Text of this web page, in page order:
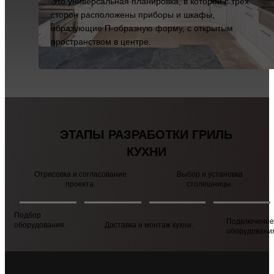
сторон расположены приборы и шкафы,
образующие П-образную форму, с открытым
пространством в центре.
ЭТАПЫ РАЗРАБОТКИ ГРИЛЬ
КУХНИ
Подбор
оборудования.
Отрисовка и согласование
проекта.
Доставка и монтаж кухни.
Выбор и установка
столешницы.
Подключение